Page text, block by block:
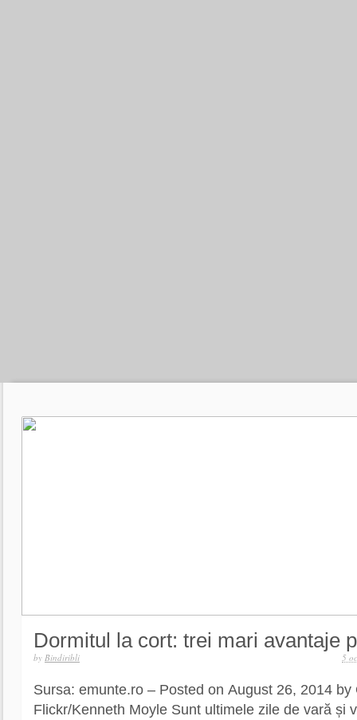
Dormitul la cort: trei mari avantaje
by Bindiribli 5
Sursa: emunte.ro – Posted on August 26, 2014
Flickr/Kenneth Moyle Sunt ultimele zile de vară și